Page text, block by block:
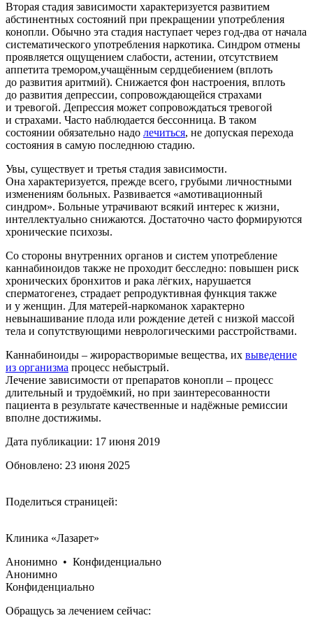
Вторая стадия зависимости характеризуется развитием
абстинентных состояний при прекращении употребления
конопли. Обычно эта стадия наступает через год-два от начала
систематического употребления наркотика. Синдром отмены
проявляется ощущением слабости, астении, отсутствием
аппетита тремором,учащённым сердцебиением (вплоть
до развития аритмий). Снижается фон настроения, вплоть
до развития депрессии, сопровождающейся страхами
и тревогой. Депрессия может сопровождаться тревогой
и страхами. Часто наблюдается бессонница. В таком
состоянии обязательно надо лечиться, не допуская перехода
состояния в самую последнюю стадию.
Увы, существует и третья стадия зависимости.
Она характеризуется, прежде всего, грубыми личностными
изменениям больных. Развивается «амотивационный
синдром». Больные утрачивают всякий интерес к жизни,
интеллектуально снижаются. Достаточно часто формируются
хронические психозы.
Со стороны внутренних органов и систем употребление
каннабиноидов также не проходит бесследно: повышен риск
хронических бронхитов и рака лёгких, нарушается
сперматогенез, страдает репродуктивная функция также
и у женщин. Для матерей-наркоманок характерно
невынашивание плода или рождение детей с низкой массой
тела и сопутствующими неврологическими расстройствами.
Каннабиноиды – жирорастворимые вещества, их выведение
из организма процесс небыстрый.
Лечение зависимости от препаратов конопли – процесс
длительный и трудоёмкий, но при заинтересованности
пациента в результате качественные и надёжные ремиссии
вполне достижимы.
Дата публикации: 17 июня 2019
Обновлено: 23 июня 2025
Поделиться страницей:
Клиника «Лазарет»
Анонимно • Конфиденциально
Анонимно
Конфиденциально
Обращусь за лечением сейчас: